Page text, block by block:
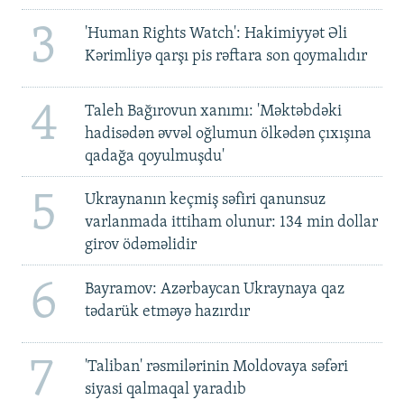
3
'Human Rights Watch': Hakimiyyət Əli
Kərimliyə qarşı pis rəftara son qoymalıdır
4
Taleh Bağırovun xanımı: 'Məktəbdəki
hadisədən əvvəl oğlumun ölkədən çıxışına
qadağa qoyulmuşdu'
5
Ukraynanın keçmiş səfiri qanunsuz
varlanmada ittiham olunur: 134 min dollar
girov ödəməlidir
6
Bayramov: Azərbaycan Ukraynaya qaz
tədarük etməyə hazırdır
7
'Taliban' rəsmilərinin Moldovaya səfəri
siyasi qalmaqal yaradıb